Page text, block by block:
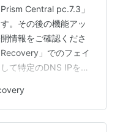
Central pc.7.3」
。その後の機能アッ
情報をご確認くださ
」でのフェイ
て特定のDNS IPを設
バリプランの作成時
1.今回の環境 AOS:
▽今回の環境のイメ